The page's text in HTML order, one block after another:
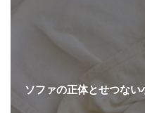
ソファの正体とせつない